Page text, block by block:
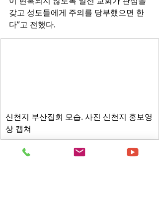
갖고 성도들에게 주의를 당부했으면 한
다”고 전했다.
신천지 부산집회 모습. 사진 신천지 홍보영
상 캡쳐
<저작권자ⓒ한국기독신문 &